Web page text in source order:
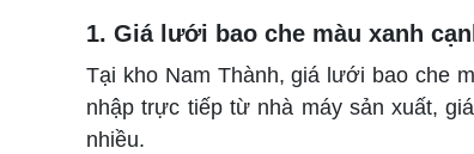
1. Giá lưới bao che màu xanh
Tại kho Nam Thành, giá lưới bao che
nhập trực tiếp từ nhà máy sản xuất,
nhiều.